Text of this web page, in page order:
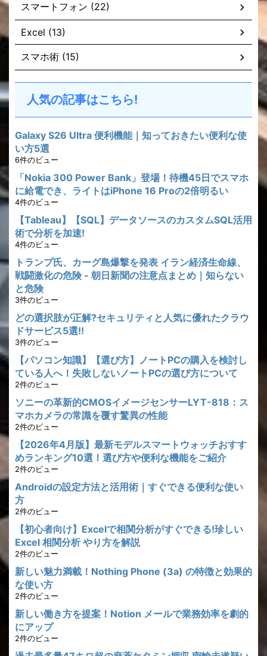
スマートフォン (22)
Excel (13)
スマホ術 (15)
人気の記事はこちら!
Galaxy S26 Ultra 便利機能｜知っておきたい便利な使
い方5選
6件のビュー
「Nokia 300 Power Bank」登場！待機45日でスマホ
に給電でき、ライトはiPhone 16 Proの2倍明るい
4件のビュー
【Tableau】【SQL】データソースのカスタムSQL活用
術で分析を加速!
4件のビュー
トランプ氏、カーグ島爆撃を発表 イラン経済生命線、
戦闘激化の危険 - 朝日新聞の注意点まとめ｜知らない
と危険
3件のビュー
どの選択肢が正解?セキュリティと人気に優れたクラウ
ドサービス5選!!
3件のビュー
【パソコン知識】【選び方】ノートPCの購入を検討し
ている人へ！失敗しないノートPCの選び方について
2件のビュー
ソニーの革新的CMOSイメージセンサーLYT-818：ス
マホカメラの常識を覆す驚異の性能
2件のビュー
【2026年4月版】最新モデルスマートウォッチおすす
めランキング10選！選び方や便利な機能をご紹介
2件のビュー
Androidの設定方法と活用術｜すぐできる便利な使い
方
2件のビュー
【初心者向け】Excelで相関分析がすぐできる!珍しい
Excel 相関分析 やり方を解説
2件のビュー
新しい魅力満載！Nothing Phone (3a) の特徴と効果的
な使い方
2件のビュー
新しい働き方を提案！Notion メールで業務効率を劇的
にアップ
2件のビュー